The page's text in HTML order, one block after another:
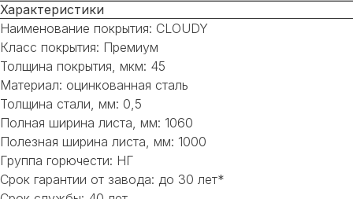
Характеристики
Наименование покрытия: CLOUDY
Класс покрытия: Премиум
Толщина покрытия, мкм: 45
Материал: оцинкованная сталь
Толщина стали, мм: 0,5
Полная ширина листа, мм: 1060
Полезная ширина листа, мм: 1000
Группа горючести: НГ
Срок гарантии от завода: до 30 лет*